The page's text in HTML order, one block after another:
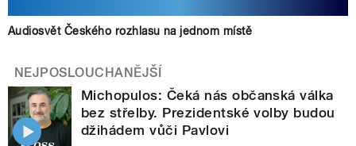
Audiosvět Českého rozhlasu na jednom místě
NEJPOSLOUCHANĚJŠÍ
Michopulos: Čeká nás občanská válka
bez střelby. Prezidentské volby budou
džihádem vůči Pavlovi